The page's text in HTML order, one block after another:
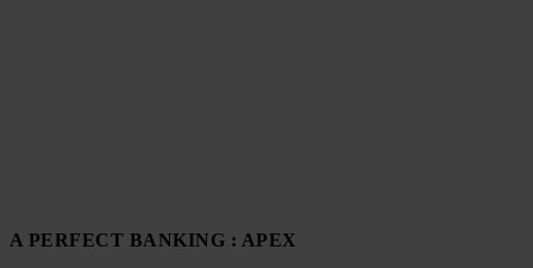
A PERFECT BANKING : APEX